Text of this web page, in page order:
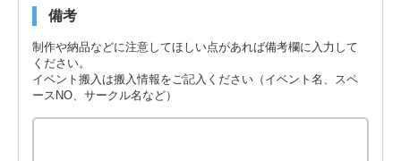
備考
制作や納品などに注意してほしい点があれば備考欄に入力して
ください。
イベント搬入は搬入情報をご記入ください（イベント名、スペ
ースNO、サークル名など）